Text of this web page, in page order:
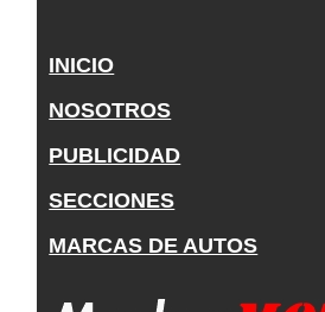
INICIO
NOSOTROS
PUBLICIDAD
SECCIONES
MARCAS DE AUTOS